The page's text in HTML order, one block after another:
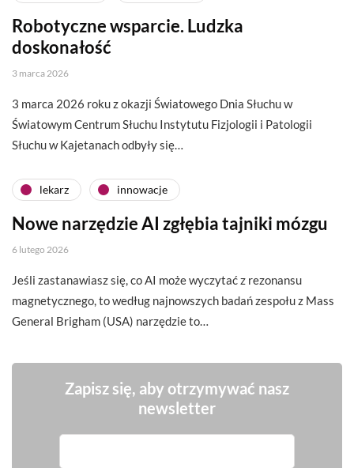
Robotyczne wsparcie. Ludzka
doskonałość
3 marca 2026
3 marca 2026 roku z okazji Światowego Dnia Słuchu w
Światowym Centrum Słuchu Instytutu Fizjologii i Patologii
Słuchu w Kajetanach odbyły się…
lekarz innowacje
Nowe narzędzie AI zgłębia tajniki mózgu
6 lutego 2026
Jeśli zastanawiasz się, co AI może wyczytać z rezonansu
magnetycznego, to według najnowszych badań zespołu z Mass
General Brigham (USA) narzędzie to…
Zapisz się, aby otrzymywać nasz
newsletter